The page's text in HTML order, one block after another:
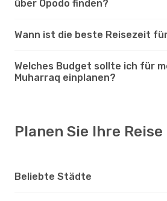
über Opodo finden?
Wann ist die beste Reisezeit
Welches Budget sollte ich für
Muharraq einplanen?
Planen Sie Ihre Reise
Beliebte Städte